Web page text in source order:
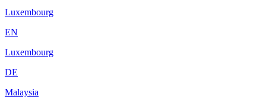
Luxembourg
EN
Luxembourg
DE
Malaysia